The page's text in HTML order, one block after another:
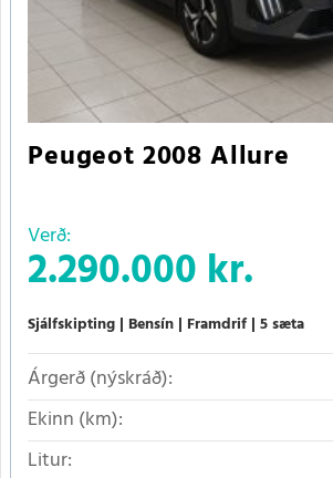
Peugeot 2008 Allure
Verð:
2.290.000 kr.
Sjálfskipting Bensín Framdrif 5 sæta
Árgerð (nýskráð):
Ekinn (km):
Litur: